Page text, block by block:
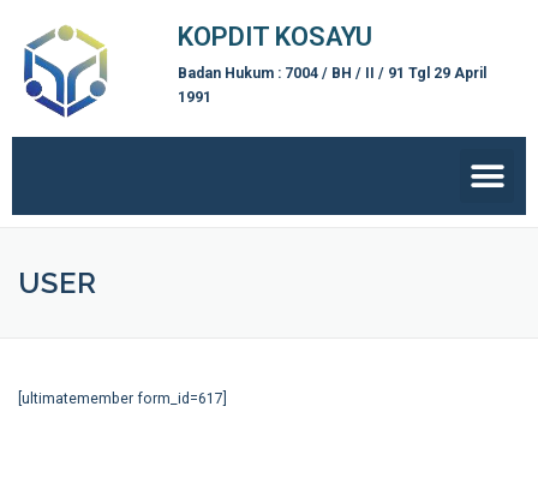
KOPDIT KOSAYU
Badan Hukum : 7004 / BH / II / 91 Tgl 29 April
1991
USER
[ultimatemember form_id=617]